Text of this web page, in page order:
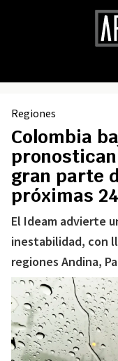
Regiones
Colombia
gran parte
próximas
El Ideam advierte
inestabilidad, con
regiones Andina,